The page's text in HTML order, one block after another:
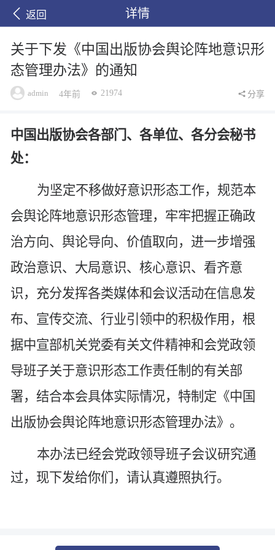
返回 详情
关于下发《中国出版协会舆论阵地意识形
态管理办法》的通知
admin 4年前 21974 分享
中国出版协会各部门、各单位、各分会秘书
处：
为坚定不移做好意识形态工作，规范本
会舆论阵地意识形态管理，牢牢把握正确政
治方向、舆论导向、价值取向，进一步增强
政治意识、大局意识、核心意识、看齐意
识，充分发挥各类媒体和会议活动在信息发
布、宣传交流、行业引领中的积极作用，根
据中宣部机关党委有关文件精神和会党政领
导班子关于意识形态工作责任制的有关部
署，结合本会具体实际情况，特制定 《中国
出版协会舆论阵地意识形态管理办法》。
本办法已经会党政领导班子会议研究通
过， 现下发给你们，请认真遵照执行。